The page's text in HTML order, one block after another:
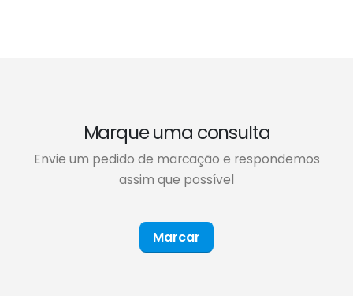
Marque uma consulta
Envie um pedido de marcação e respondemos
assim que possível
Marcar